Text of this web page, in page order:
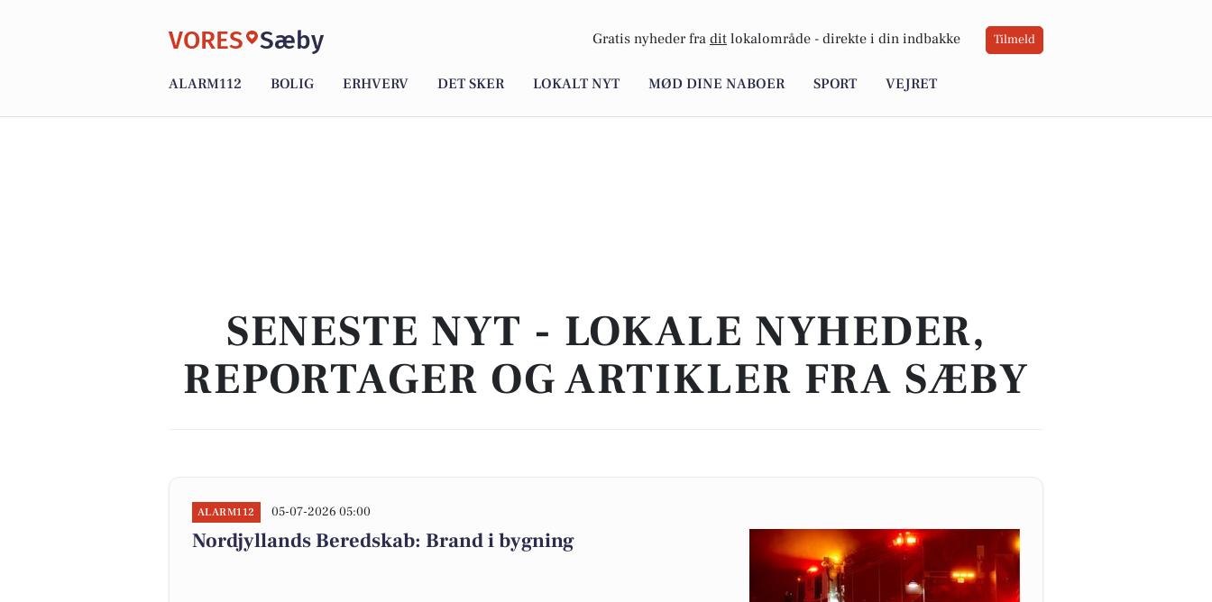
VORES Sæby Gratis nyheder fra dit lokalområde - direkte i din indbakke Tilmeld
ALARM112 BOLIG ERHVERV DET SKER LOKALT NYT MØD DINE NABOER SPORT VEJRET
SENESTE NYT - LOKALE NYHEDER,
REPORTAGER OG ARTIKLER FRA SÆBY
ALARM112 05-07-2026 05:00
Nordjyllands Beredskab: Brand i bygning